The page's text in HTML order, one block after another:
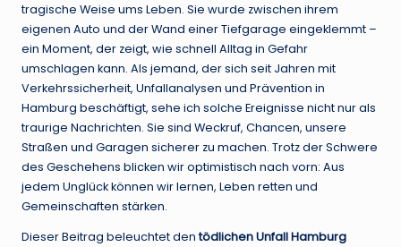
tragische Weise ums Leben. Sie wurde zwischen ihrem
eigenen Auto und der Wand einer Tiefgarage eingeklemmt –
ein Moment, der zeigt, wie schnell Alltag in Gefahr
umschlagen kann. Als jemand, der sich seit Jahren mit
Verkehrssicherheit, Unfallanalysen und Prävention in
Hamburg beschäftigt, sehe ich solche Ereignisse nicht nur als
traurige Nachrichten. Sie sind Weckruf, Chancen, unsere
Straßen und Garagen sicherer zu machen. Trotz der Schwere
des Geschehens blicken wir optimistisch nach vorn: Aus
jedem Unglück können wir lernen, Leben retten und
Gemeinschaften stärken.
Dieser Beitrag beleuchtet dentödlichen Unfall Hamburg